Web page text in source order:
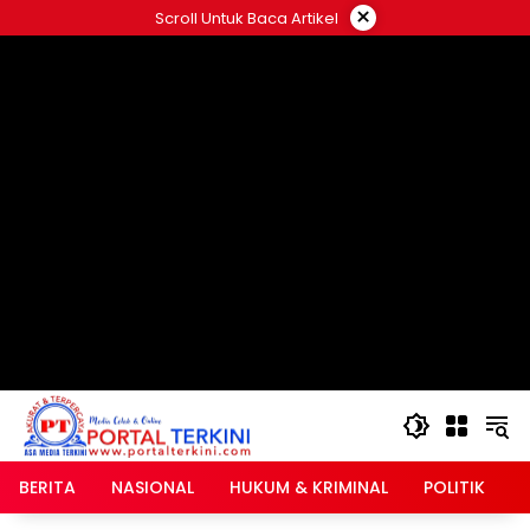
ke
Scroll Untuk Baca Artikel ×
BERITA NASIONAL HUKUM & KRIMINAL POLITIK